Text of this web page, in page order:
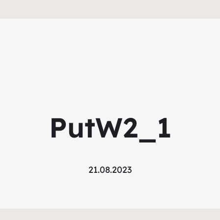
PutW2_1
21.08.2023